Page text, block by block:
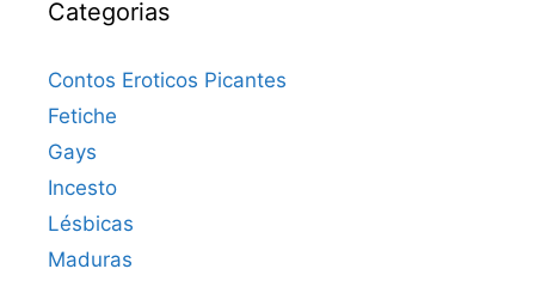
Categorias
Contos Eroticos Picantes
Fetiche
Gays
Incesto
Lésbicas
Maduras